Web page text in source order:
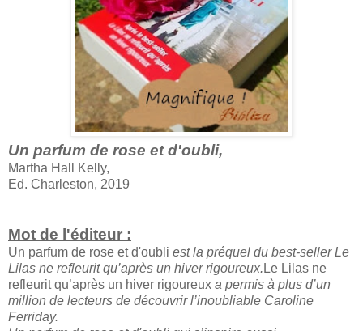
Un parfum de rose et d'oubli,
Martha Hall Kelly,
Ed. Charleston, 2019
Mot de l'éditeur :
Un parfum de rose et d'oubli est la préquel du best-seller Le
Lilas ne refleurit qu’après un hiver rigoureux. Le Lilas ne
refleurit qu’après un hiver rigoureux a permis à plus d’un
million de lecteurs de découvrir l’inoubliable Caroline
Ferriday.